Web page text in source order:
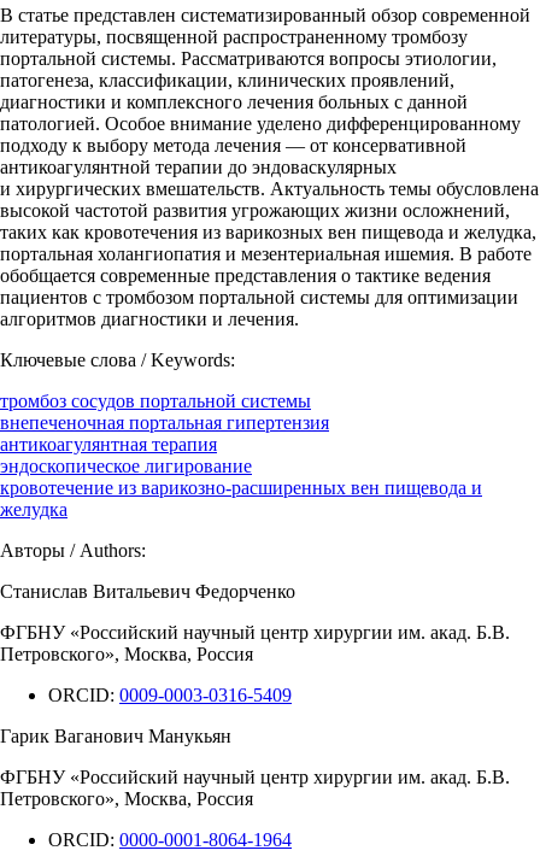
В статье представлен систематизированный обзор современной
литературы, посвященной распространенному тромбозу
портальной системы. Рассматриваются вопросы этиологии,
патогенеза, классификации, клинических проявлений,
диагностики и комплексного лечения больных с данной
патологией. Особое внимание уделено дифференцированному
подходу к выбору метода лечения — от консервативной
антикоагулянтной терапии до эндоваскулярных
и хирургических вмешательств. Актуальность темы обусловлена
высокой частотой развития угрожающих жизни осложнений,
таких как кровотечения из варикозных вен пищевода и желудка,
портальная холангиопатия и мезентериальная ишемия. В работе
обобщается современные представления о тактике ведения
пациентов с тромбозом портальной системы для оптимизации
алгоритмов диагностики и лечения.
Ключевые слова / Keywords:
тромбоз сосудов портальной системы
внепеченочная портальная гипертензия
антикоагулянтная терапия
эндоскопическое лигирование
кровотечение из варикозно-расширенных вен пищевода и
желудка
Авторы / Authors:
Станислав Витальевич Федорченко
ФГБНУ «Российский научный центр хирургии им. акад. Б.В.
Петровского», Москва, Россия
ORCID: 0009-0003-0316-5409
Гарик Ваганович Манукьян
ФГБНУ «Российский научный центр хирургии им. акад. Б.В.
Петровского», Москва, Россия
ORCID: 0000-0001-8064-1964